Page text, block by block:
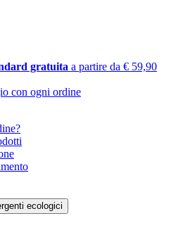
gratuita a partire da € 59,90
con ogni ordine